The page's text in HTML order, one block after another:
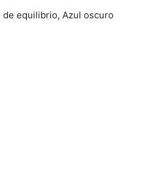
equilibrio, Azul oscuro